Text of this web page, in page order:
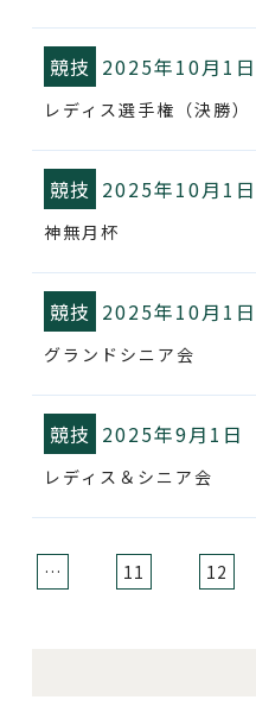
競技 2025年10月1日
レディス選手権（決勝）
競技 2025年10月1日
神無月杯
競技 2025年10月1日
グランドシニア会
競技 2025年9月1日
レディス＆シニア会
… 11 12